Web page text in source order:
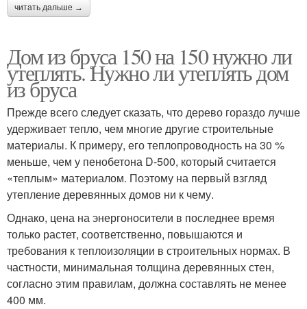
читать дальше →
Дом из бруса 150 на 150 нужно ли
утеплять. Нужно ли утеплять дом
из бруса
Прежде всего следует сказать, что дерево гораздо лучше
удерживает тепло, чем многие другие строительные
материалы. К примеру, его теплопроводность на 30 %
меньше, чем у пенобетона D-500, который считается
«теплым» материалом. Поэтому на первый взгляд
утепление деревянных домов ни к чему.
Однако, цена на энергоносители в последнее время
только растет, соответственно, повышаются и
требования к теплоизоляции в строительных нормах. В
частности, минимальная толщина деревянных стен,
согласно этим правилам, должна составлять не менее
400 мм.